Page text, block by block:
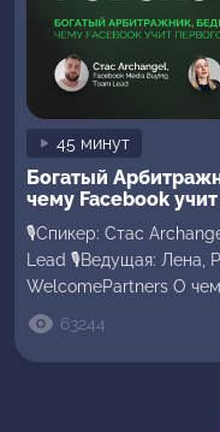
45 минут
Богатый
чему Facebook
🎙Спикер: Стас
Lead 🎙Ведущая: Лена,
WelcomePartners О чем
сложнее с Fb за
баны прил: как с этим
🔹Типичные ошибки
63244